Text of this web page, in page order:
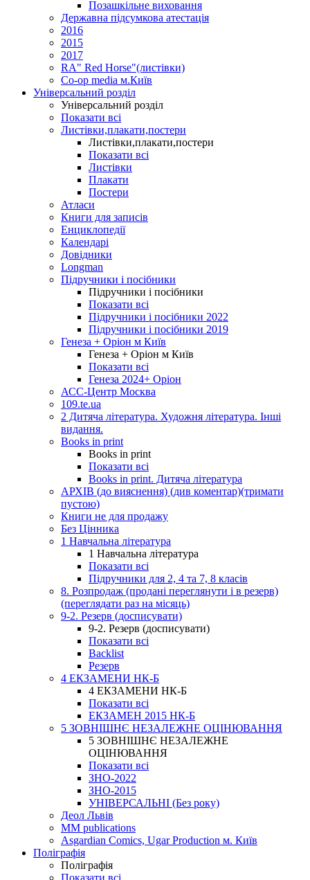
Позашкільне виховання
Державна підсумкова атестація
2016
2015
2017
RA" Red Horse"(листівки)
Co-op media м.Київ
Універсальний розділ
Універсальний розділ
Показати всі
Листівки,плакати,постери
Листівки,плакати,постери
Показати всі
Листівки
Плакати
Постери
Атласи
Книги для записів
Енциклопедії
Календарі
Довідники
Longman
Підручники і посібники
Підручники і посібники
Показати всі
Підручники і посібники 2022
Підручники і посібники 2019
Генеза + Оріон м Київ
Генеза + Оріон м Київ
Показати всі
Генеза 2024+ Оріон
АСС-Центр Москва
109.te.ua
2 Дитяча література. Художня література. Інші
видання.
Books in print
Books in print
Показати всі
Books in print. Дитяча література
АРХІВ (до вияснення) (див коментар)(тримати
пустою)
Книги не для продажу
Без Цінника
1 Навчальна література
1 Навчальна література
Показати всі
Підручники для 2, 4 та 7, 8 класів
8. Розпродаж (продані переглянути і в резерв)
(переглядати раз на місяць)
9-2. Резерв (досписувати)
9-2. Резерв (досписувати)
Показати всі
Backlist
Резерв
4 ЕКЗАМЕНИ НК-Б
4 ЕКЗАМЕНИ НК-Б
Показати всі
ЕКЗАМЕН 2015 НК-Б
5 ЗОВНІШНЄ НЕЗАЛЕЖНЕ ОЦІНЮВАННЯ
5 ЗОВНІШНЄ НЕЗАЛЕЖНЕ
ОЦІНЮВАННЯ
Показати всі
ЗНО-2022
ЗНО-2015
УНІВЕРСАЛЬНІ (Без року)
Деол Львів
MM publications
Asgardian Comics, Ugar Production м. Київ
Поліграфія
Поліграфія
Показати всі